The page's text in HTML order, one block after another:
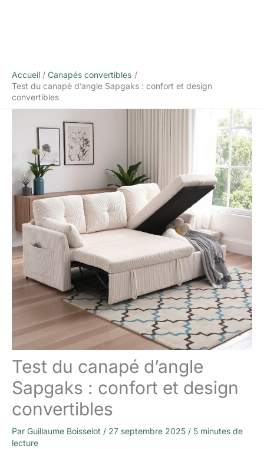
Accueil
Canapés convertibles
Test du canapé d’angle Sapgaks : confort et design
convertibles
Test du canapé d’angle
Sapgaks : confort et design
convertibles
Par Guillaume Boisselot / 27 septembre 2025 / 5 minutes de
lecture